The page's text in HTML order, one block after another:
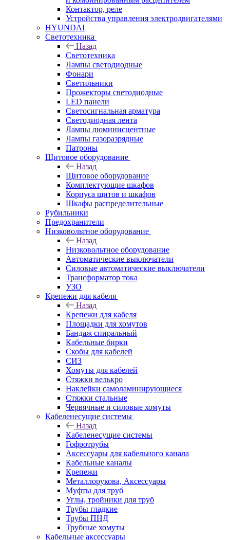
Контактор, реле
Устройства управления электродвигателями
HYUNDAI
Светотехника
Назад
Светотехника
Лампы светодиодные
Фонари
Светильники
Прожекторы светодиодные
LED панели
Светосигнальная арматура
Светодиодная лента
Лампы люминисцентные
Лампы газоразрядные
Патроны
Щитовое оборудование
Назад
Щитовое оборудование
Комплектующие шкафов
Корпуса щитов и шкафов
Шкафы распределительные
Рубильники
Предохранители
Низковольтное оборудование
Назад
Низковольтное оборудование
Автоматические выключатели
Силовые автоматические выключатели
Трансформатор тока
УЗО
Крепежи для кабеля
Назад
Крепежи для кабеля
Площадки для хомутов
Бандаж спиральный
Кабельные бирки
Cкобы для кабелей
СИЗ
Хомуты для кабелей
Стяжки велькро
Наклейки самоламинирующиеся
Стяжки стальные
Червячные и силовые хомуты
Кабеленесущие системы
Назад
Кабеленесущие системы
Гофротрубы
Аксессуары для кабельного канала
Кабельные каналы
Крепежи
Металлорукова, Аксессуары
Муфты для труб
Углы, тройники для труб
Трубы гладкие
Трубы ПНД
Трубные хомуты
Кабельные аксессуары